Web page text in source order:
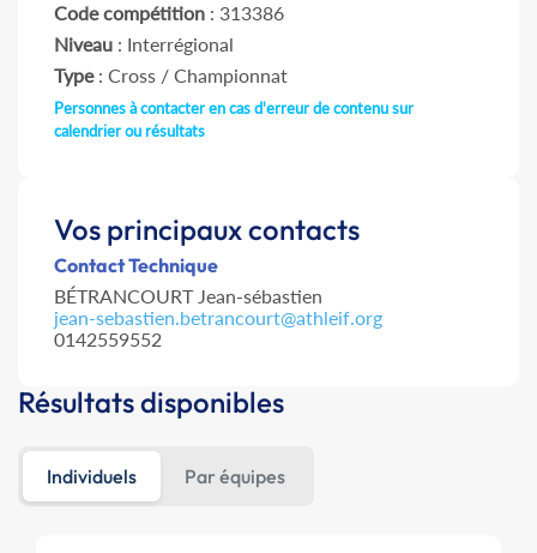
Code compétition : 313386
Niveau : Interrégional
Type: Cross / Championnat
Personnes à contacter en cas d'erreur de contenu sur
calendrier ou résultats
Vos principaux contacts
Contact Technique
BÉTRANCOURT Jean-sébastien
jean-sebastien.betrancourt@athleif.org
0142559552
Résultats disponibles
Individuels Par équipes